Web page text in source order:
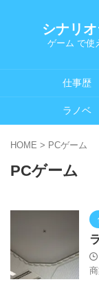
シナリ
ゲーム で使
仕事歴
ラノベ
HOME > PCゲーム
PCゲーム